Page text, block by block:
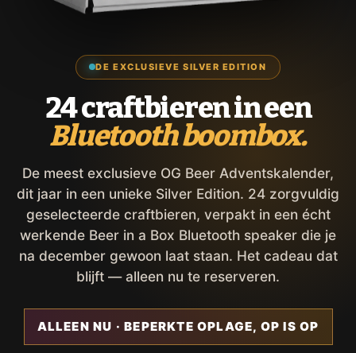
DE EXCLUSIEVE SILVER EDITION
24 craftbieren in een
Bluetooth boombox.
De meest exclusieve OG Beer Adventskalender,
dit jaar in een unieke Silver Edition. 24 zorgvuldig
geselecteerde craftbieren, verpakt in een écht
werkende Beer in a Box Bluetooth speaker die je
na december gewoon laat staan. Het cadeau dat
blijft — alleen nu te reserveren.
ALLEEN NU · BEPERKTE OPLAGE, OP IS OP